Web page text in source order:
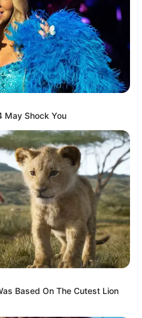
May Shock You
Based On The Cutest Lion